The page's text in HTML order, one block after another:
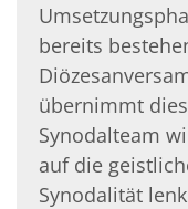
bereits
übernimmt
Synodalteam
auf die
Synodalität